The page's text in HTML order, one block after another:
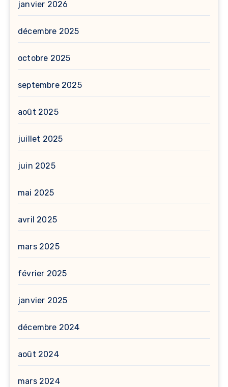
janvier 2026
décembre 2025
octobre 2025
septembre 2025
août 2025
juillet 2025
juin 2025
mai 2025
avril 2025
mars 2025
février 2025
janvier 2025
décembre 2024
août 2024
mars 2024